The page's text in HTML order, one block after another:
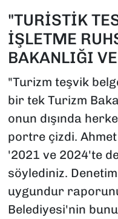
"TURİSTİK
İŞLETME
BAKANLIĞI
"Turizm teşvik
bir tek Turizm
onun dışında
portre çizdi.
'2021 ve 2024'te
söylediniz.
uygundur
Belediyesi'nin